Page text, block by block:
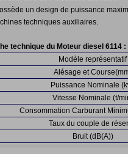
un design de puissance
techniques auxiliaires.
technique du Moteur diesel 6114 :
Modèle représentatif
Alésage et
Puissance Nominale
Vitesse Nominale (t/
Consommation Carburant
Taux du couple de
Bruit (dB(A))